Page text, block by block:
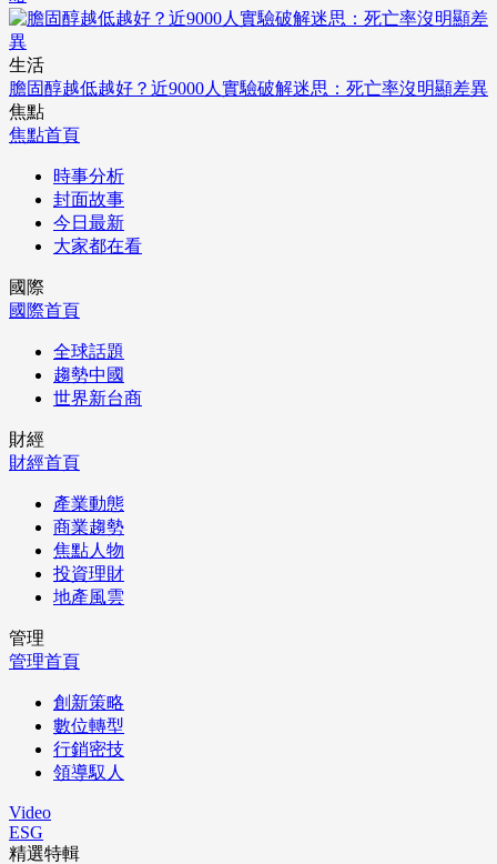
生活
膽固醇越低越好？近9000人實驗破解迷思：死亡率沒明顯差異
焦點
焦點首頁
時事分析
封面故事
今日最新
大家都在看
國際
國際首頁
全球話題
趨勢中國
世界新台商
財經
財經首頁
產業動態
商業趨勢
焦點人物
投資理財
地產風雲
管理
管理首頁
創新策略
數位轉型
行銷密技
領導馭人
Video
ESG
精選特輯